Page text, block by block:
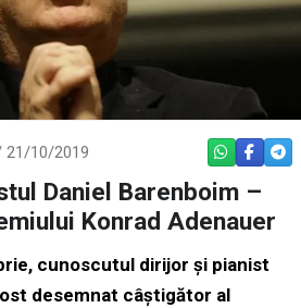
21/10/2019 WHATSAPP
Daniel Barenboim –
Konrad Adenauer
cunoscutul dirijor şi pianist
desemnat câştigător al